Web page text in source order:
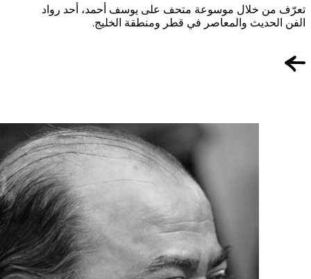
تعرّف من خلال موسوعة متحف على يوسف أحمد، أحد رواد
الفن الحديث والمعاصر في قطر ومنطقة الخليج.